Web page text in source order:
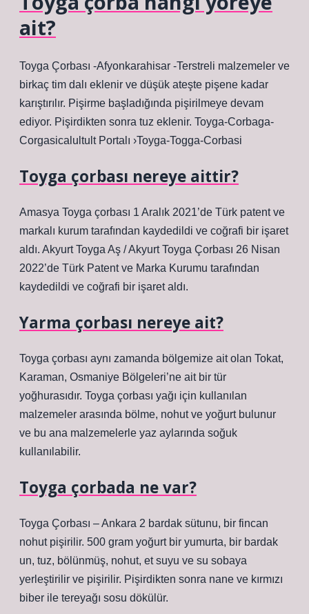
ait?
Toyga Çorbası -Afyonkarahisar -Terstreli malzemeler ve
birkaç tim dalı eklenir ve düşük ateşte pişene kadar
karıştırılır. Pişirme başladığında pişirilmeye devam
ediyor. Pişirdikten sonra tuz eklenir. Toyga-Corbaga-
Corgasicalultult Portalı ›Toyga-Togga-Corbasi
Toyga çorbası nereye aittir?
Amasya Toyga çorbası 1 Aralık 2021’de Türk patent ve
markalı kurum tarafından kaydedildi ve coğrafi bir işaret
aldı. Akyurt Toyga Aş / Akyurt Toyga Çorbası 26 Nisan
2022’de Türk Patent ve Marka Kurumu tarafından
kaydedildi ve coğrafi bir işaret aldı.
Yarma çorbası nereye ait?
Toyga çorbası aynı zamanda bölgemize ait olan Tokat,
Karaman, Osmaniye Bölgeleri’ne ait bir tür
yoğhurasıdır. Toyga çorbası yağı için kullanılan
malzemeler arasında bölme, nohut ve yoğurt bulunur
ve bu ana malzemelerle yaz aylarında soğuk
kullanılabilir.
Toyga çorbada ne var?
Toyga Çorbası – Ankara 2 bardak sütunu, bir fincan
nohut pişirilir. 500 gram yoğurt bir yumurta, bir bardak
un, tuz, bölünmüş, nohut, et suyu ve su sobaya
yerleştirilir ve pişirilir. Pişirdikten sonra nane ve kırmızı
biber ile tereyağı sosu dökülür.